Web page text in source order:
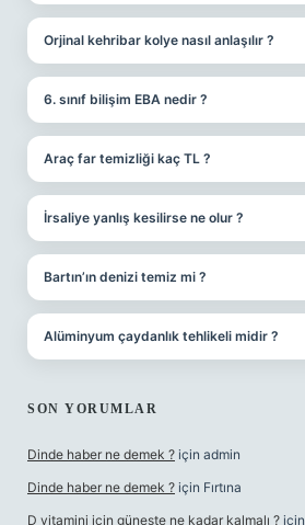
Orjinal kehribar kolye nasıl anlaşılır ?
6. sınıf bilişim EBA nedir ?
Araç far temizliği kaç TL ?
İrsaliye yanlış kesilirse ne olur ?
Bartın’ın denizi temiz mi ?
Alüminyum çaydanlık tehlikeli midir ?
SON YORUMLAR
Dinde haber ne demek ? için admin
Dinde haber ne demek ? için Fırtına
D vitamini için güneşte ne kadar kalmalı ? için